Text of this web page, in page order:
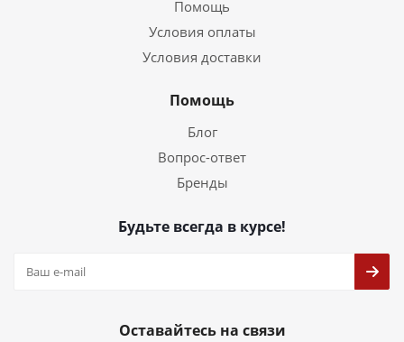
Помощь
Условия оплаты
Условия доставки
Помощь
Блог
Вопрос-ответ
Бренды
Будьте всегда в курсе!
Оставайтесь на связи